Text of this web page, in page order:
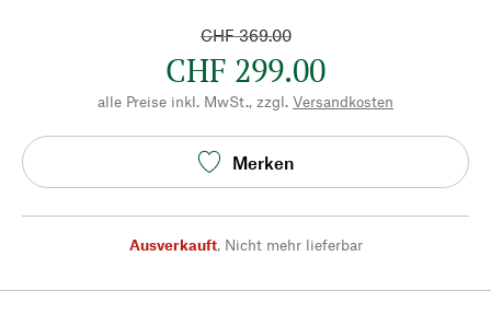
CHF 369.00
CHF 299.00
alle Preise inkl. MwSt., zzgl. Versandkosten
Merken
Ausverkauft, Nicht mehr lieferbar